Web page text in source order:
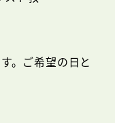
。ご希望の日と